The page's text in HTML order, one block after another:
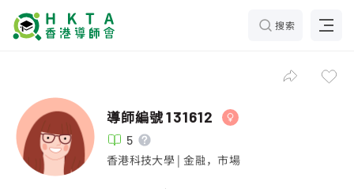
搜索
導師編號131612
5
香港科技大學 | 金融，市場